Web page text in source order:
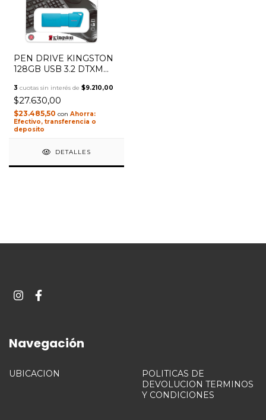
PEN DRIVE KINGSTON
128GB USB 3.2 DTXM
3 cuotas sin interés de $9.210,00
$27.630,00
$23.485,50 con
Efectivo, transferencia o
deposito
DETALLES
Navegación
UBICACION
POLITICAS DE
DEVOLUCION TERMINOS
Y CONDICIONES